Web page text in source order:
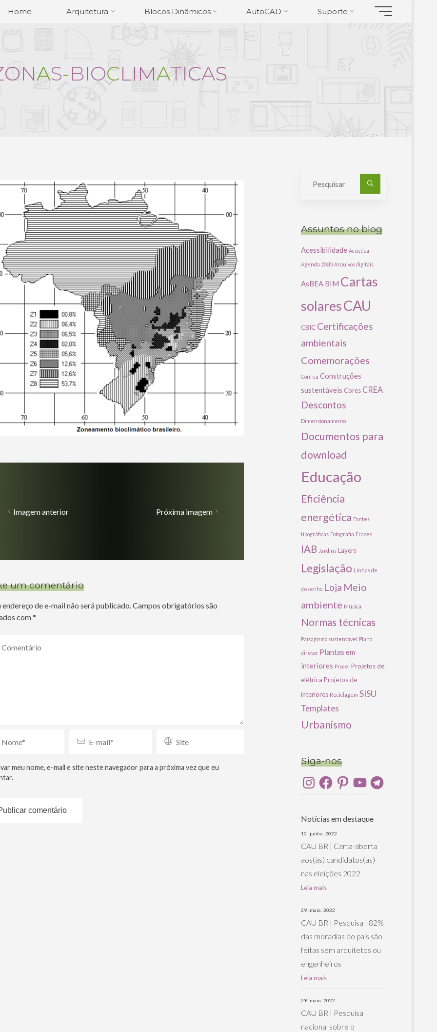
Home Arquitetura Blocos Dinâmicos AutoCAD Suporte
ONAS-BIOCLIMATICAS
Imagem anterior Próxima imagem
um comentário
endereço de e-mail não será publicado. Campos obrigatórios são
com*
meu nome, e-mail e site neste navegador para a próxima vez que eu
Assuntos no blog
Acessibilidade Acústica
Agenda 2030 Arquivos digitais
AsBEA BIM Cartas
solaresCAU
CBIC Certificações
ambientais
Comemorações
Confea Construções
sustentáveis Cores CREA
Descontos
Dimensionamento
Documentos para
download
Educação
Eficiência
energética Fontes
tipográficas Fotografia Frases
IAB Jardins Layers
Legislação Linhas de
desenho Loja Meio
ambiente Música
Normas técnicas
Paisagismo sustentável Plano
diretor Plantas em
interiores Procel Projetos de
elétrica Projetos de
interiores Reciclagem SISU
Templates
Urbanismo
Siga-nos
InstagramFacebookPinterestYouTubeTelegram
Notícias em destaque
10 . junho . 2022
CAU BR | Carta-aberta
aos(às) candidatos(as)
nas eleições 2022
Leia mais
29 . maio . 2022
CAU BR | Pesquisa | 82%
das moradias do país são
feitas sem arquitetos ou
engenheiros
Leia mais
29 . maio . 2022
CAU BR | Pesquisa
nacional sobre o